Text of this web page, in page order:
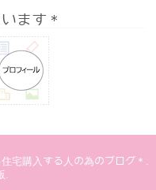
ます＊
宅購入する人の為のブログ＊ .
.